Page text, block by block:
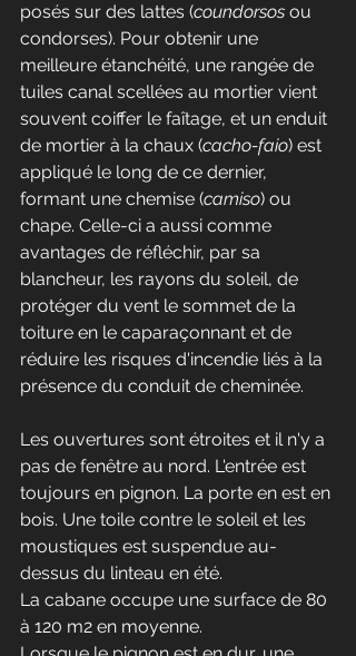
posés sur des lattes (coundorsos ou
condorses). Pour obtenir une
meilleure étanchéité, une rangée de
tuiles canal scellées au mortier vient
souvent coiffer le faîtage, et un enduit
de mortier à la chaux (cacho-faio) est
appliqué le long de ce dernier,
formant une chemise (camiso) ou
chape. Celle-ci a aussi comme
avantages de réfléchir, par sa
blancheur, les rayons du soleil, de
protéger du vent le sommet de la
toiture en le caparaçonnant et de
réduire les risques d'incendie liés à la
présence du conduit de cheminée.
Les ouvertures sont étroites et il n'y a
pas de fenêtre au nord. L'entrée est
toujours en pignon. La porte en est en
bois. Une toile contre le soleil et les
moustiques est suspendue au-
dessus du linteau en été.
La cabane occupe une surface de 80
à 120 m2 en moyenne.